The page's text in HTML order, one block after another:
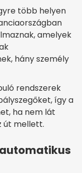
több helyen
amelyek
hány személy
rendszerek
így a
ha nem lát
út mellett.